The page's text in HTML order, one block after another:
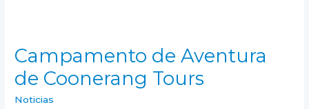
Campamento de Aventura
de Coonerang Tours
Noticias
Aventura
de
Coonerang